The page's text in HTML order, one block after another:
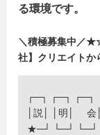
る環境です。
＼積極募集中／
社】クリエイト
┌─┐ ┌─┐
│説│ │明│ 会
★─┘ └─┘ └─┘